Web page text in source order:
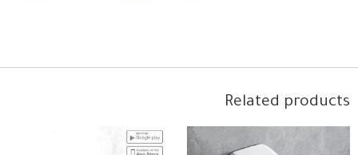
Related products